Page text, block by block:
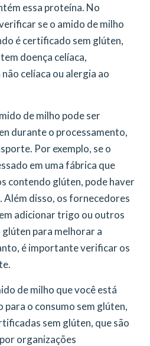
essa proteína. No
se o amido de milho
é certificado sem glúten,
doença celíaca,
celíaca ou alergia ao
de milho pode ser
durante o processamento,
Por exemplo, se o
em uma fábrica que
contendo glúten, pode haver
Além disso, os fornecedores
adicionar trigo ou outros
para melhorar a
é importante verificar os
de milho que você está
para o consumo sem glúten,
sem glúten, que são
organizações